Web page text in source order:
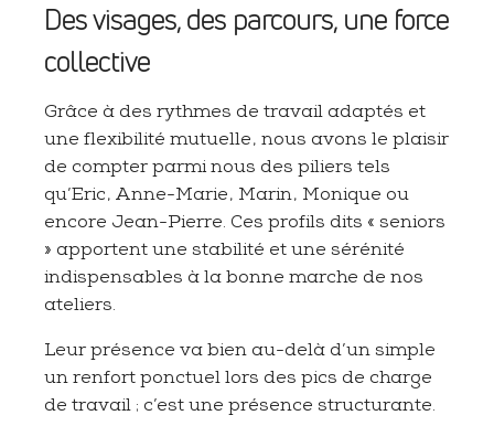
Des visages, des parcours, une force
collective
Grâce à des rythmes de travail adaptés et
une flexibilité mutuelle, nous avons le plaisir
de compter parmi nous des piliers tels
qu’Eric, Anne-Marie, Marin, Monique ou
encore Jean-Pierre. Ces profils dits « seniors
» apportent une stabilité et une sérénité
indispensables à la bonne marche de nos
ateliers.
Leur présence va bien au-delà d’un simple
un renfort ponctuel lors des pics de charge
de travail ; c’est une présence structurante.